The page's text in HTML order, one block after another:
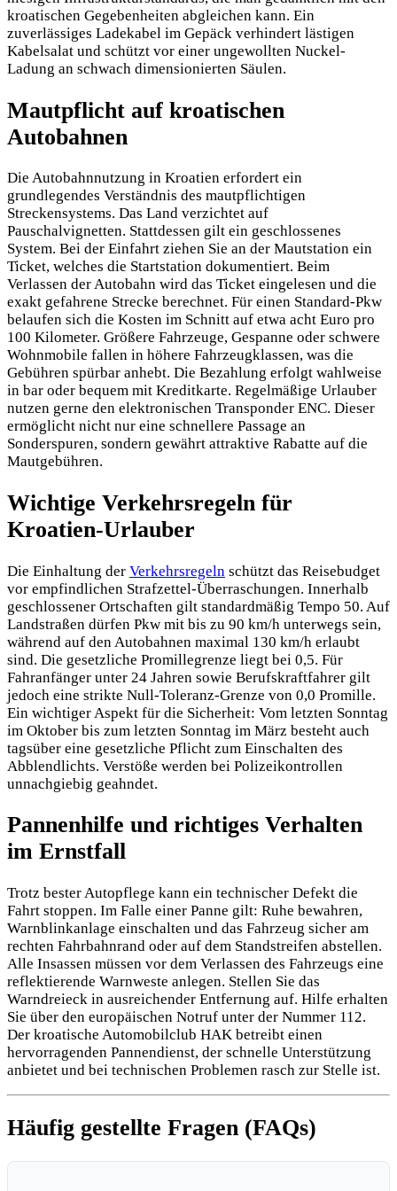
kroatischen Gegebenheiten abgleichen kann. Ein
zuverlässiges Ladekabel im Gepäck verhindert lästigen
Kabelsalat und schützt vor einer ungewollten Nuckel-
Ladung an schwach dimensionierten Säulen.
Mautpflicht auf kroatischen
Autobahnen
Die Autobahnnutzung in Kroatien erfordert ein
grundlegendes Verständnis des mautpflichtigen
Streckensystems. Das Land verzichtet auf
Pauschalvignetten. Stattdessen gilt ein geschlossenes
System. Bei der Einfahrt ziehen Sie an der Mautstation ein
Ticket, welches die Startstation dokumentiert. Beim
Verlassen der Autobahn wird das Ticket eingelesen und die
exakt gefahrene Strecke berechnet. Für einen Standard-Pkw
belaufen sich die Kosten im Schnitt auf etwa acht Euro pro
100 Kilometer. Größere Fahrzeuge, Gespanne oder schwere
Wohnmobile fallen in höhere Fahrzeugklassen, was die
Gebühren spürbar anhebt. Die Bezahlung erfolgt wahlweise
in bar oder bequem mit Kreditkarte. Regelmäßige Urlauber
nutzen gerne den elektronischen Transponder ENC. Dieser
ermöglicht nicht nur eine schnellere Passage an
Sonderspuren, sondern gewährt attraktive Rabatte auf die
Mautgebühren.
Wichtige Verkehrsregeln für
Kroatien-Urlauber
Die Einhaltung der Verkehrsregeln schützt das Reisebudget
vor empfindlichen Strafzettel-Überraschungen. Innerhalb
geschlossener Ortschaften gilt standardmäßig Tempo 50. Auf
Landstraßen dürfen Pkw mit bis zu 90 km/h unterwegs sein,
während auf den Autobahnen maximal 130 km/h erlaubt
sind. Die gesetzliche Promillegrenze liegt bei 0,5. Für
Fahranfänger unter 24 Jahren sowie Berufskraftfahrer gilt
jedoch eine strikte Null-Toleranz-Grenze von 0,0 Promille.
Ein wichtiger Aspekt für die Sicherheit: Vom letzten Sonntag
im Oktober bis zum letzten Sonntag im März besteht auch
tagsüber eine gesetzliche Pflicht zum Einschalten des
Abblendlichts. Verstöße werden bei Polizeikontrollen
unnachgiebig geahndet.
Pannenhilfe und richtiges Verhalten
im Ernstfall
Trotz bester Autopflege kann ein technischer Defekt die
Fahrt stoppen. Im Falle einer Panne gilt: Ruhe bewahren,
Warnblinkanlage einschalten und das Fahrzeug sicher am
rechten Fahrbahnrand oder auf dem Standstreifen abstellen.
Alle Insassen müssen vor dem Verlassen des Fahrzeugs eine
reflektierende Warnweste anlegen. Stellen Sie das
Warndreieck in ausreichender Entfernung auf. Hilfe erhalten
Sie über den europäischen Notruf unter der Nummer 112.
Der kroatische Automobilclub HAK betreibt einen
hervorragenden Pannendienst, der schnelle Unterstützung
anbietet und bei technischen Problemen rasch zur Stelle ist.
Häufig gestellte Fragen (FAQs)